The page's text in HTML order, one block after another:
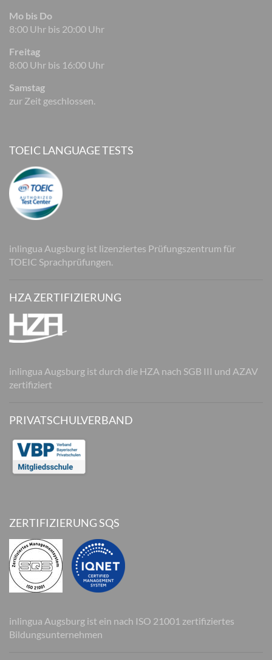
Mo bis Do
8:00 Uhr bis 20:00 Uhr
Freitag
8:00 Uhr bis 16:00 Uhr
Samstag
zur Zeit geschlossen.
TOEIC LANGUAGE TESTS
inlingua Augsburg ist lizenziertes Prüfungszentrum für
TOEIC Sprachprüfungen.
HZA ZERTIFIZIERUNG
inlingua Augsburg ist durch die HZA nach SGB III und AZAV
zertifiziert
PRIVATSCHULVERBAND
ZERTIFIZIERUNG SQS
inlingua Augsburg ist ein nach ISO 21001 zertifiziertes
Bildungsunternehmen